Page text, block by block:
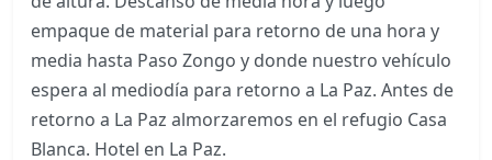
empaque de material para retorno de una hora y
media hasta Paso Zongo y donde nuestro vehículo
espera al mediodía para retorno a La Paz. Antes de
retorno a La Paz almorzaremos en el refugio Casa
Blanca. Hotel en La Paz.